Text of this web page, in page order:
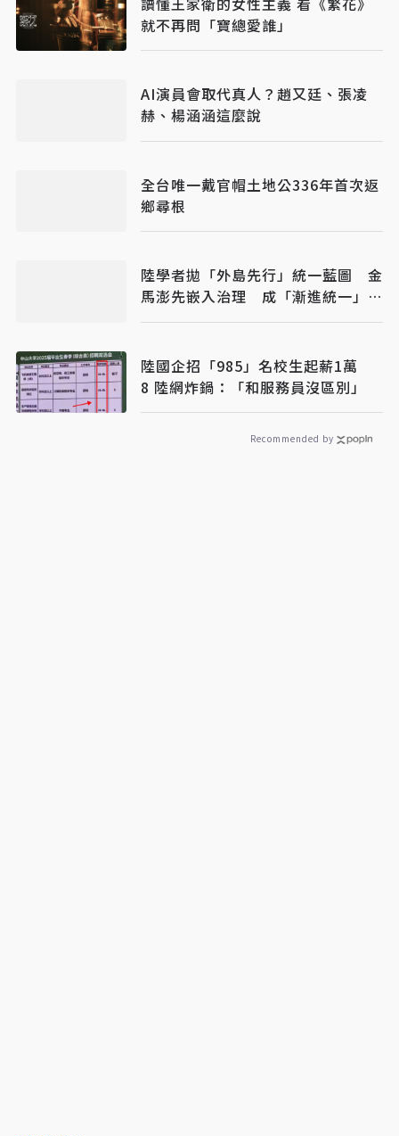
就不再問「寶總愛誰」
AI演員會取代真人？趙又廷、張凌
赫、楊涵涵這麼說
全台唯一戴官帽土地公336年首次返
鄉尋根
陸學者拋「外島先行」統一藍圖 金
馬澎先嵌入治理 成「漸進統一」新
戰略
陸國企招「985」名校生起薪1萬
8 陸網炸鍋：「和服務員沒區別」
Recommended by